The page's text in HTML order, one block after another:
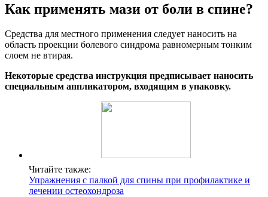
Как применять мази от боли в спине?
Средства для местного применения следует наносить на
область проекции болевого синдрома равномерным тонким
слоем не втирая.
Некоторые средства инструкция предписывает наносить
специальным аппликатором, входящим в упаковку.
Читайте также:
Упражнения с палкой для спины при профилактике и
лечении остеохондроза